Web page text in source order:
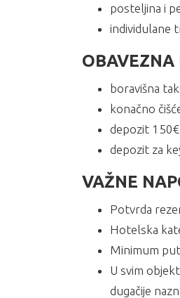
posteljina i
individulane
boravišna
konačno
depozit
depozit za
VAŽNE
Potvrda
Hotelska
Minimum
U svim
dugačije